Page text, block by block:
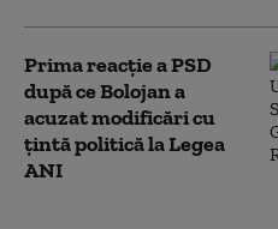
Prima reacție a PSD
după ce Bolojan a
acuzat modificări cu
țintă politică la Legea
ANI